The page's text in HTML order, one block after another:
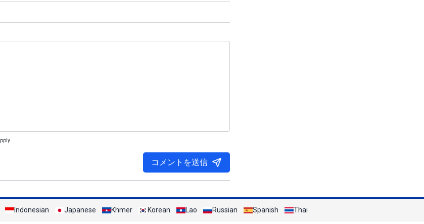
コメントを送信
Indonesian Japanese Khmer Korean Lao Russian Spanish Thai